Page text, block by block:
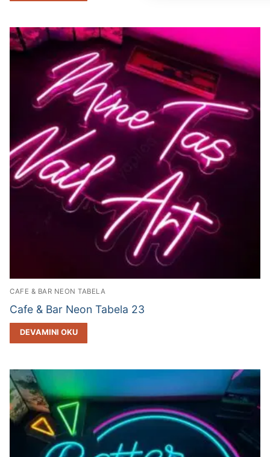
CAFE & BAR NEON TABELA
Cafe & Bar Neon Tabela 23
DEVAMINI OKU